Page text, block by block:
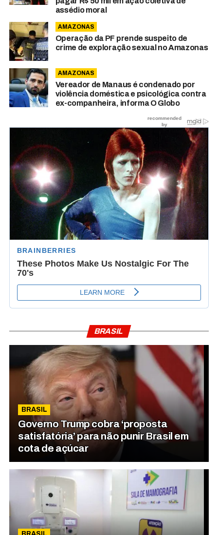
assédio moral
AMAZONAS
Operação da PF prende suspeito de
crime de exploração sexual no Amazonas
AMAZONAS
Vereador de Manaus é condenado por
violência doméstica e psicológica contra
ex-companheira, informa O Globo
BRASIL
BRASIL
Governo Trump cobra ‘proposta
satisfatória’ para não punir Brasil em
cota de açúcar